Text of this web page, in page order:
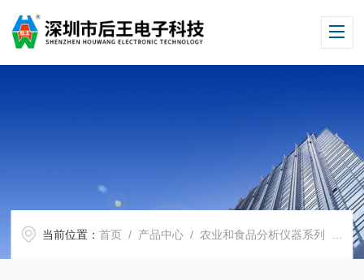
当前位置：首页 / 产品中心 / 农业和食品分析仪器系列 食